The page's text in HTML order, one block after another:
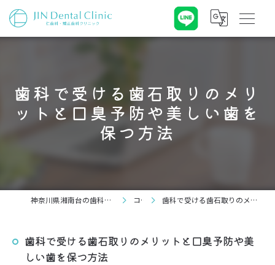
歯科で受ける歯石取りのメリ
ットと口臭予防や美しい歯を
保つ方法
神奈川県湘南台の歯科なら仁歯科・矯正歯科クリニック コラム 歯科で受ける歯石取りのメリットと口臭予防や美しい歯を保つ方法
歯科で受ける歯石取りのメリットと口臭予防や美
しい歯を保つ方法